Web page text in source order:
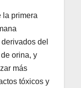
la primera
del
orina, y
más
tóxicos y